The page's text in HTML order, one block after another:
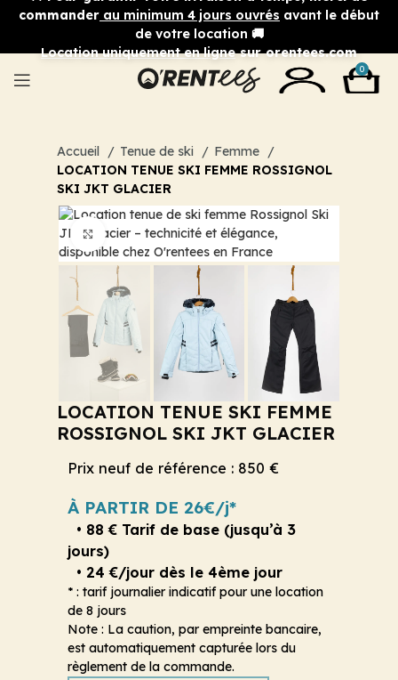
commander au minimum 4 jours ouvrés avant le début
de votre location 🚚
Location uniquement en lignesur orentees.com
0
Accueil Tenue de ski
Femme
LOCATION TENUE SKI FEMME ROSSIGNOL
SKI JKT GLACIER
Cliquez pour agrandir
LOCATION TENUE SKI FEMME
ROSSIGNOL SKI JKT GLACIER
Prix neuf de référence : 850 €
À PARTIR DE 26€/j*
• 88 € Tarif de base (jusqu’à 3
jours)
• 24 €/jour dès le 4ème jour
* : tarif journalier indicatif pour une location
de 8 jours
Note : La caution, par empreinte bancaire,
est automatiquement capturée lors du
règlement de la commande.